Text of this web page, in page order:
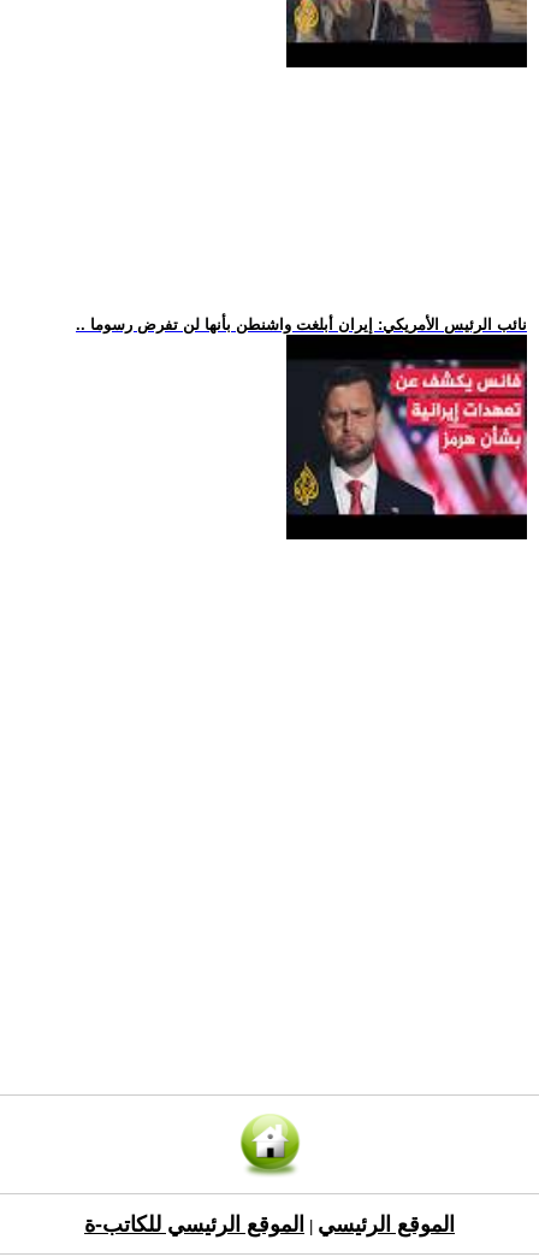
.. نائب الرئيس الأمريكي: إيران أبلغت واشنطن بأنها لن تفرض رسوما
الموقع الرئيسي الموقع الرئيسي للكاتب-ة